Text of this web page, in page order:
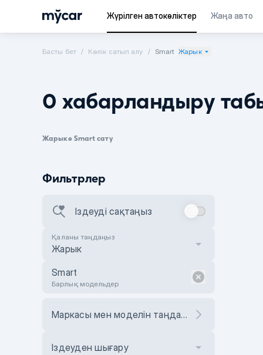
Жүрілген автокөліктер Жаңа авто
Басты бет Көлік сатып алу Smart Жарык
0 хабарландыру
Жарыке Smart сату
Фильтрлер
Іздеуді сақтаңыз
Қаланы таңдаңыз
Жарык
Smart
Барлық модельдер
Маркасы мен моделін таңдаңыз
Іздеуден шығару